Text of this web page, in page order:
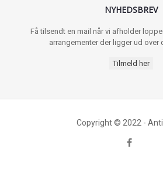
NYHEDSBREV
Få tilsendt en mail når vi afholder
arrangementer der ligger ud
Tilmeld her
Copyright © 2022 -